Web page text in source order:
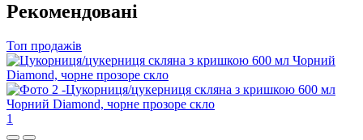
Рекомендовані
Топ продажів
1